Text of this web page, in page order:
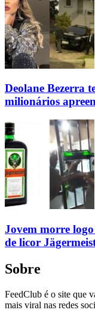
Deolane Bezerra
milionários
Jovem morre
de licor
Sobre
FeedClub é o site que
mais viral nas redes